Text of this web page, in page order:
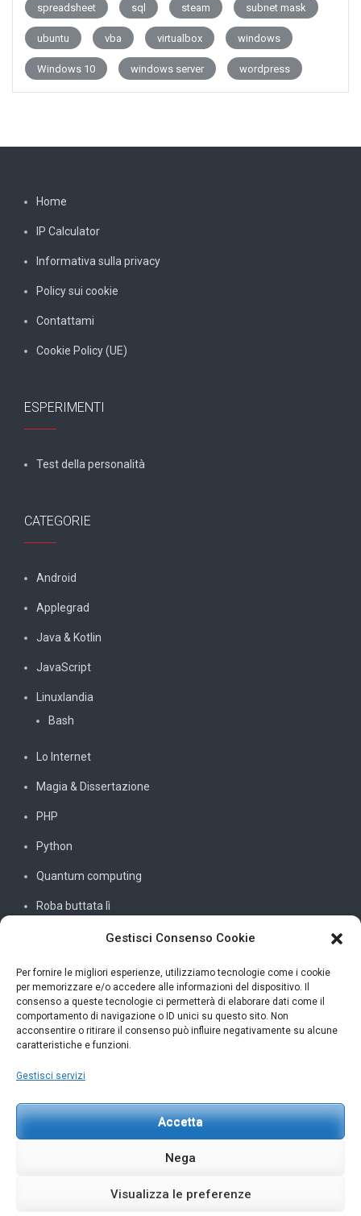
Gestisci Consenso Cookie
Per fornire le migliori esperienze, utilizziamo tecnologie come i cookie
per memorizzare e/o accedere alle informazioni del dispositivo. Il
consenso a queste tecnologie ci permetterà di elaborare dati come il
comportamento di navigazione o ID unici su questo sito. Non
acconsentire o ritirare il consenso può influire negativamente su alcune
caratteristiche e funzioni.
Gestisci servizi
Accetta
Nega
Visualizza le preferenze
spreadsheet sql steam subnet mask
ubuntu vba virtualbox windows
Windows 10 windows server wordpress
Home
IP Calculator
Informativa sulla privacy
Policy sui cookie
Contattami
Cookie Policy (UE)
ESPERIMENTI
Test della personalità
CATEGORIE
Android
Applegrad
Java & Kotlin
JavaScript
Linuxlandia
Bash
Lo Internet
Magia & Dissertazione
PHP
Python
Quantum computing
Roba buttata lì
SQL
Windowssiamo
C#
INFORMAZIONI UTILI